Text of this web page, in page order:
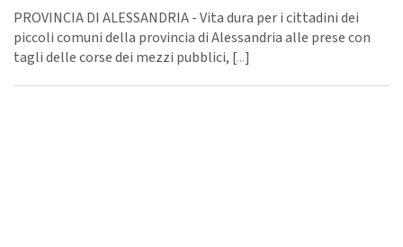
PROVINCIA DI ALESSANDRIA - Vita dura per i cittadini dei
piccoli comuni della provincia di Alessandria alle prese con
tagli delle corse dei mezzi pubblici, [...]